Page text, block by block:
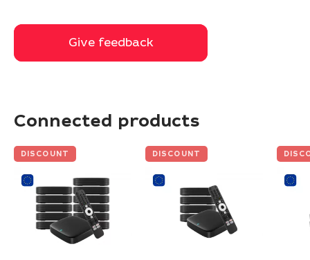
Give feedback
Give feedback
Connected products
DISCOUNT DISCOUNT